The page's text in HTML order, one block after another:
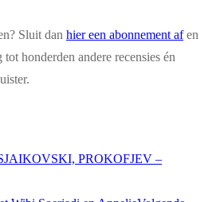
Sluit dan hier een abonnement afen
honderden andere recensies én
PROKOFJEV –